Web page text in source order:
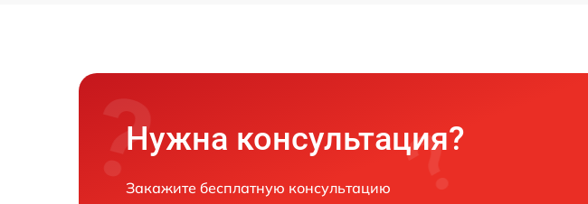
Нужна консультация?
Закажите бесплатную консультацию